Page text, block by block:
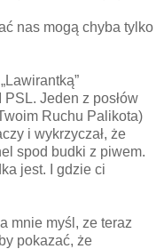
nas mogą chyba tylko
Jeden z posłów
Ruchu Palikota)
i wykrzyczał, że
spod budki z piwem.
jest. I gdzie ci
mnie myśl, ze teraz
pokazać, że